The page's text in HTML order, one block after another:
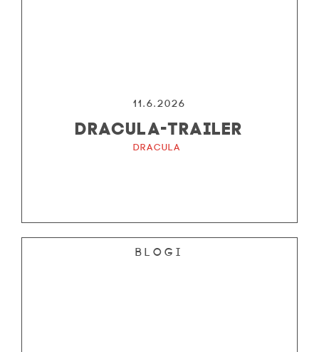
11.6.2026
DRACULA-TRAILER
Dracula
Blogi